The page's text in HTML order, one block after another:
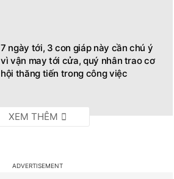
7 ngày tới, 3 con giáp này cần chú ý
vì vận may tới cửa, quý nhân trao cơ
hội thăng tiến trong công việc